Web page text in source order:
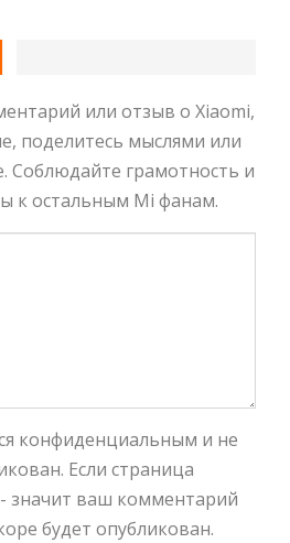
или отзыв о Xiaomi,
поделитесь мыслями или
Соблюдайте грамотность и
к остальным Mi фанам.
конфиденциальным и не
Если страница
- значит ваш комментарий
будет опубликован.